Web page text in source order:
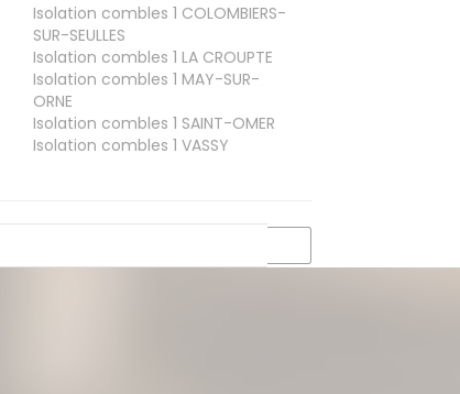
Isolation combles 1 COLOMBIERS-
SUR-SEULLES
Isolation combles 1 LA CROUPTE
Isolation combles 1 MAY-SUR-
ORNE
Isolation combles 1 SAINT-OMER
Isolation combles 1 VASSY